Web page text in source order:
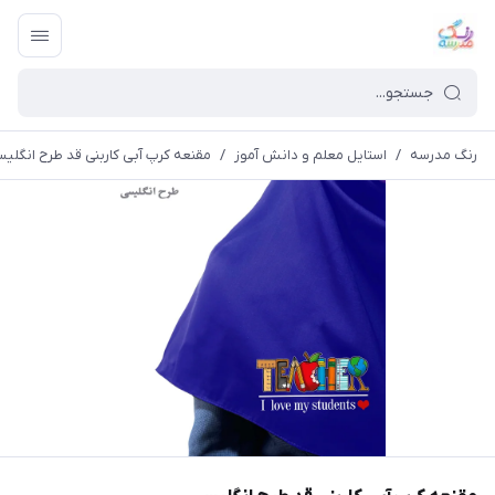
رنگ مدرسه / استایل معلم و دانش آموز / مقنعه کرپ آبی کاربنی قد طرح